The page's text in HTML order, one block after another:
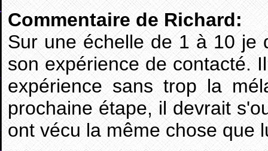
Commentaire de Richard:
Sur une échelle de 1 à 10 je
son expérience de contacté.
expérience sans trop la
prochaine étape, il devrait
ont vécu la même chose que